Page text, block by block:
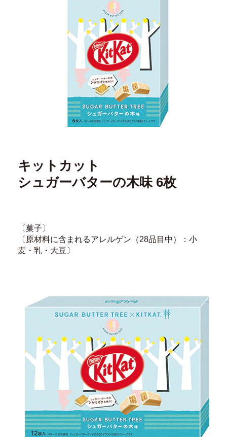
キットカット
シュガーバターの木味 6枚
〔菓子〕
〔原材料に含まれるアレルゲン（28品目中）：小
麦・乳・大豆〕